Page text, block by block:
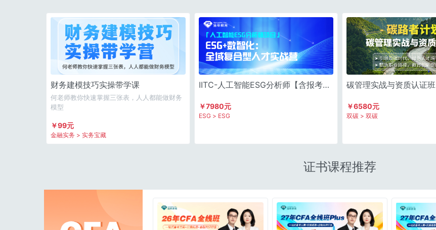
财务建模技巧实操带学课
何老师教你快速掌握三张表，人人都能做财务
模型
￥99元
金融实务 > 实务宝藏
IITC-人工智能ESG分析师【含报考
￥7980元
ESG > ESG
碳管理实战与资质认证班
￥6580元
双碳 > 双碳
证书课程推荐